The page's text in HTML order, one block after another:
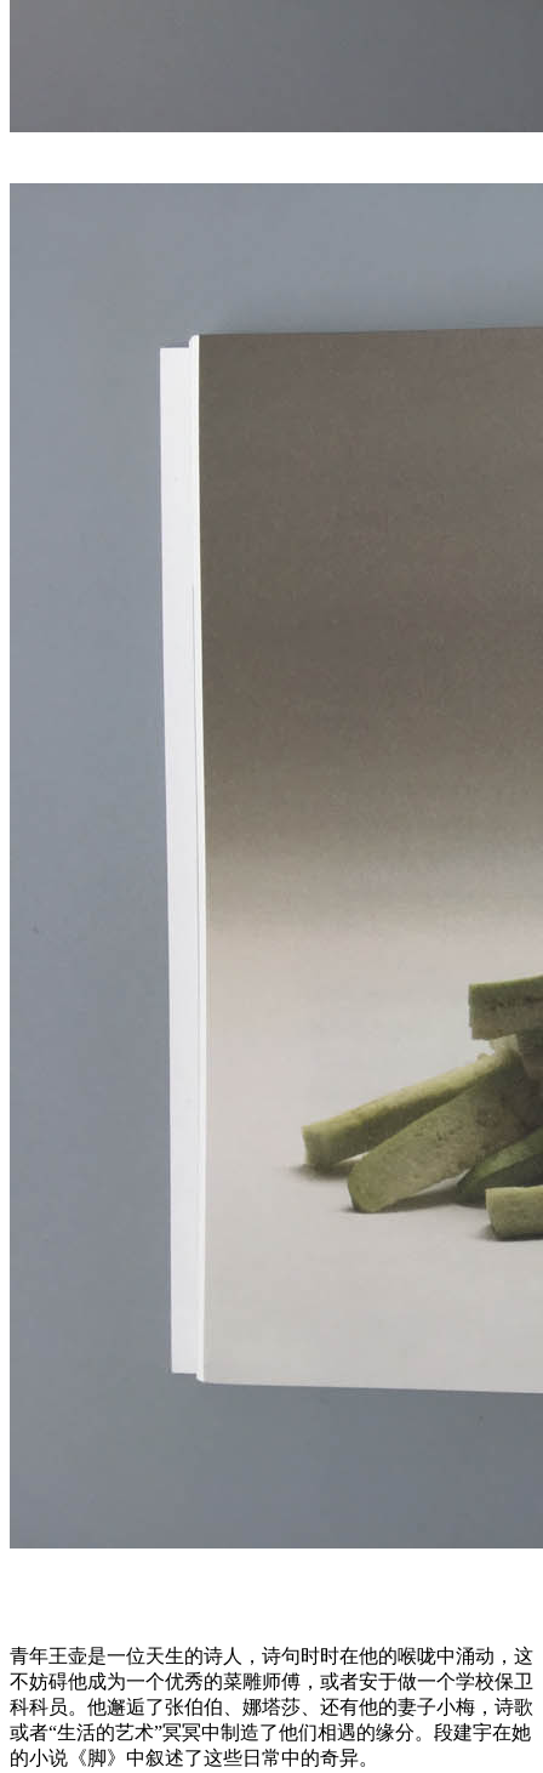
青年王壶是一位天生的诗人， 诗句时时在他的喉咙中涌动， 这
不妨碍他成为一个优秀的菜雕师傅，或者安于做一个学校保卫
科科员。他邂逅了张伯伯、娜塔莎、 还有他的妻子小梅， 诗歌
或者“生活的艺术”冥冥中制造了他们相遇的缘分。段建宇在她
的小说 《脚》中叙述了这些日常中的奇异。